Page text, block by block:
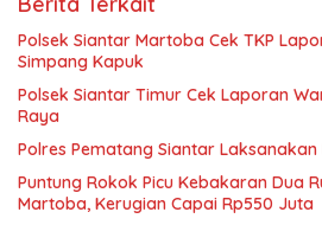
Polsek Siantar Martoba Cek TKP
Simpang Kapuk
Polsek Siantar Timur Cek Laporan
Raya
Polres Pematang Siantar Laksanakan
Puntung Rokok Picu Kebakaran Dua
Martoba, Kerugian Capai Rp550 Juta